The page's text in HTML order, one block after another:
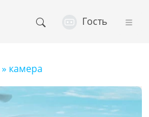
Гость
» камера